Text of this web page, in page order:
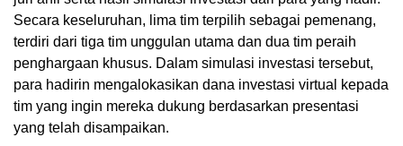
Secara keseluruhan, lima tim terpilih sebagai pemenang,
terdiri dari tiga tim unggulan utama dan dua tim peraih
penghargaan khusus. Dalam simulasi investasi tersebut,
para hadirin mengalokasikan dana investasi virtual kepada
tim yang ingin mereka dukung berdasarkan presentasi
yang telah disampaikan.